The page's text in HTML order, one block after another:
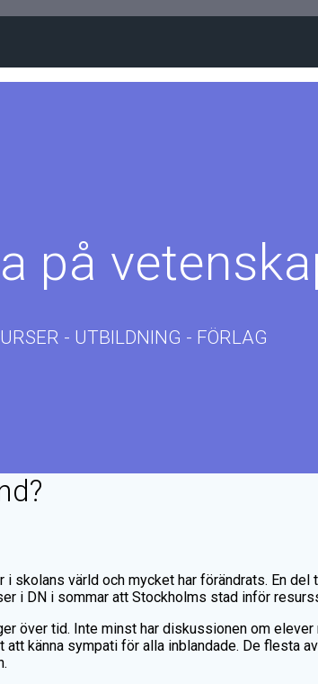
på
- UTBILDNING - FÖRLAG
skolans värld och mycket har förändrats. En
i DN i sommar att Stockholms stad inför
över tid. Inte minst har diskussionen om
känna sympati för alla inblandade. De flesta